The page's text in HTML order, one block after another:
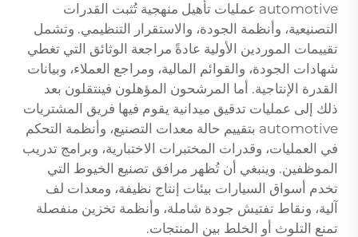
automotive عمليات تأهيل منهجية تُثبت القدرات
التصنيعية، وأنظمة الجودة، والاستقرار التنظيمي. وتشمل
تقييمات الموردين الأولية عادةً مراجعة الوثائق التي تغطي
شهادات الجودة، والقوائم المالية، ومراجع العملاء، وبيانات
القدرة الإنتاجية. أما المرشحون المؤهلون فينتقلون بعد
ذلك إلى عمليات تدقيق ميدانية يقوم فيها فريق المشتريات
automotive بتقييم حالة معدات التصنيع، وأنظمة التحكم
في العمليات، وقدرات المختبرات الاختبارية، وبرامج تدريب
الموظفين. وينبغي أن تُظهر مرافق تصنيع الخيوط التي
تخدم أسواق السيارات بيئات إنتاج نظيفة، ومعدات لف
آلية، ونقاط تفتيش جودة شاملة، وأنظمة تخزين منفصلة
تمنع التلوث أو الخلط بين المنتجات.